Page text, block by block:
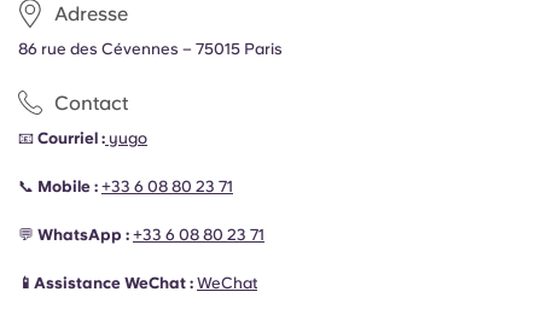
Adresse
86 rue des Cévennes – 75015 Paris
Contact
📧 Courriel : yugo
📞 Mobile : +33 6 08 80 23 71
💬 WhatsApp : +33 6 08 80 23 71
📱Assistance WeChat : WeChat